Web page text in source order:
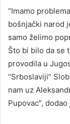
“Imamo
bošnjački narod
samo želimo
Što bi bilo da se
provodila u
“Srboslaviji”
nam uz
Pupovac”, dodao